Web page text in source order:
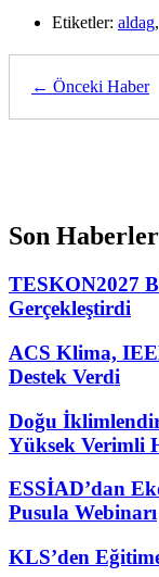
Etiketler: aldag,
← Önceki Haber
Son Haberler
TESKON2027
Gerçekleştirdi
ACS Klima,
Destek Verdi
Doğu
Yüksek Verimli
ESSİAD’dan
Pusula Webinarı
KLS’den